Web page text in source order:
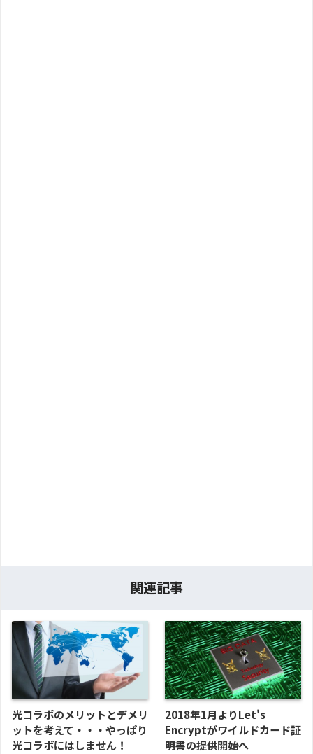
関連記事
光コラボのメリットとデメリ
ットを考えて・・・やっぱり
光コラボにはしません！
2018年1月よりLet's
Encryptがワイルドカード証
明書の提供開始へ